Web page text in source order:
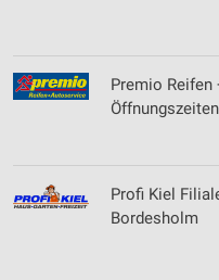
Premio
Profi Kiel
Bordesholm
Werbung
Verwendung von Profilen
von Inhalten